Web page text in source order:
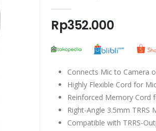
Rp352.000
Connects Mic to Camera
Highly Flexible Cord for
Reinforced Memory Cord
Right-Angle 3.5mm TRRS
Compatible with TRRS-